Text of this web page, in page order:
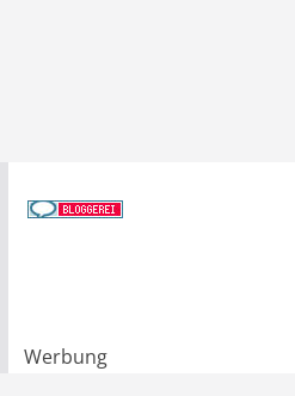
Werbung